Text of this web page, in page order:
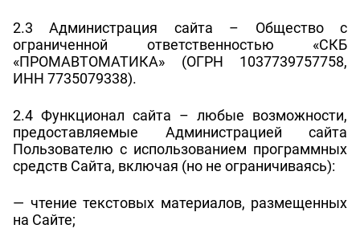
2.3 Администрация сайта – Общество с
ограниченной ответственностью «СКБ
«ПРОМАВТОМАТИКА» (ОГРН 1037739757758,
ИНН 7735079338).
2.4 Функционал сайта – любые возможности,
предоставляемые Администрацией сайта
Пользователю с использованием программных
средств Сайта, включая (но не ограничиваясь):
— чтение текстовых материалов, размещенных
на Сайте;